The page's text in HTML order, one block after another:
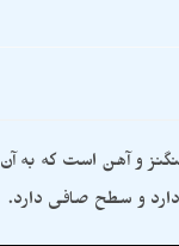
و آهن است که به آن
و سطح صافی دارد.